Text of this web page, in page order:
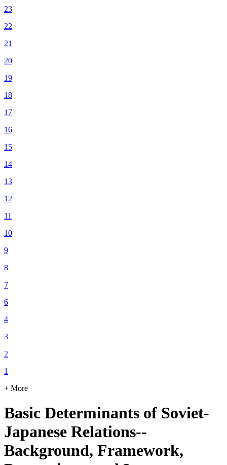
23
22
21
20
19
18
17
16
15
14
13
12
11
10
9
8
7
6
4
3
2
1
+ More
Basic Determinants of Soviet-
Japanese Relations--
Background, Framework,